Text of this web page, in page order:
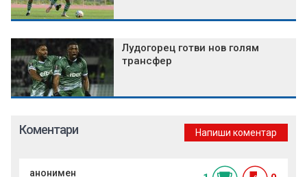
Лудогорец готви нов голям
трансфер
Коментари Напиши коментар
анонимен